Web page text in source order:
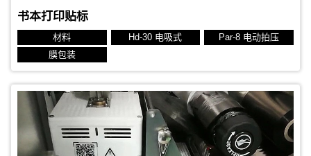
书本打印贴标
材料 Hd-30 电吸式
Par-8 电动拍压
膜包装